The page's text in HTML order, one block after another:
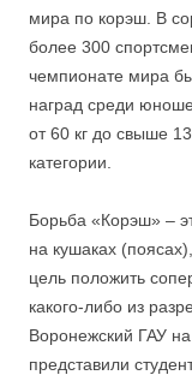
мира по корэш. В
более 300
чемпионате мира
наград среди
от 60 кг до свыше
категории.
Борьба «Корэш» –
на кушаках
цель положить
какого-либо из
Воронежский ГАУ
представили